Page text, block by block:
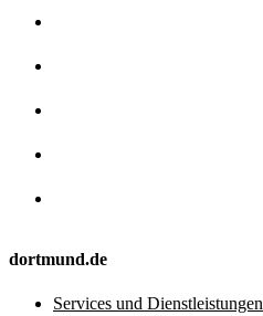
dortmund.de
Services und Dienstleistungen